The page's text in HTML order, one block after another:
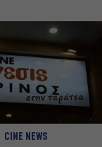
CINE NEWS